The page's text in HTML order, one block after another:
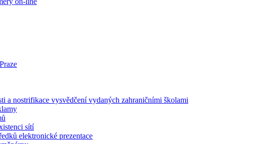
a nostrifikace vysvědčení vydaných zahraničními školami
sítí
elektronické prezentace